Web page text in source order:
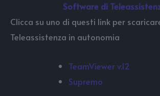
Software di
Clicca su uno di questi link per
Teleassistenza in autonomia
TeamViewer v.12
Supremo